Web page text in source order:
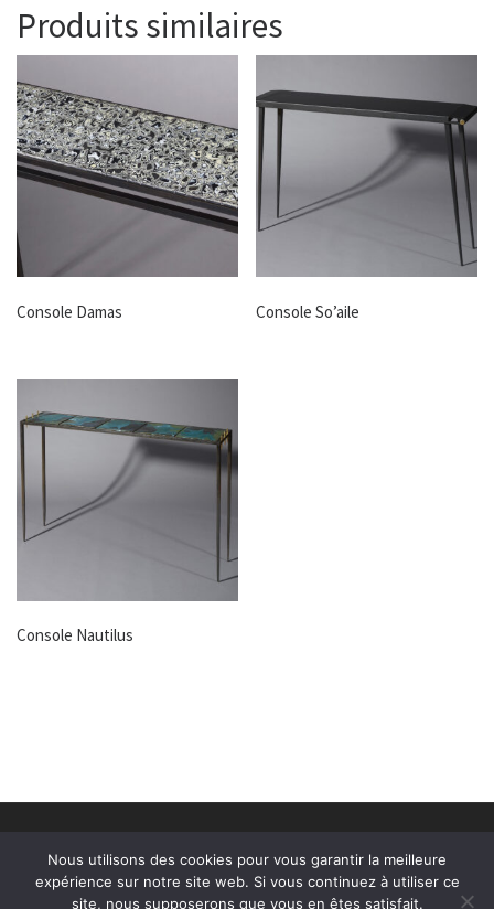
Produits similaires
Console Damas Console So’aile
Console Nautilus
Création site internet Le Mans Pointcom
Nous utilisons des cookies pour vous garantir la meilleure
expérience sur notre site web. Si vous continuez à utiliser ce
site, nous supposerons que vous en êtes satisfait.